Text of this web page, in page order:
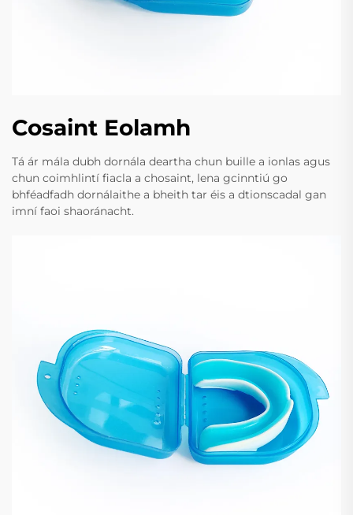
Cosaint Eolamh
Tá ár mála dubh dornála deartha chun buille a ionlas agus
chun coimhlintí fiacla a chosaint, lena gcinntiú go
bhféadfadh dornálaithe a bheith tar éis a dtionscadal gan
imní faoi shaoránacht.